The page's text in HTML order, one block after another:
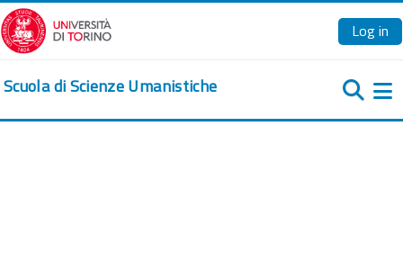
Skip to main content
Log in
Scuola di Scienze Umanistiche